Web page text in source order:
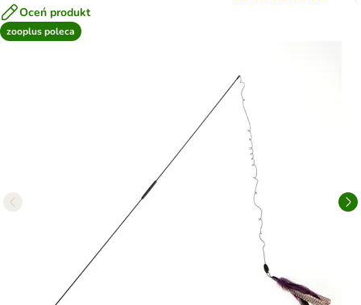
Oceń produkt
zooplus poleca